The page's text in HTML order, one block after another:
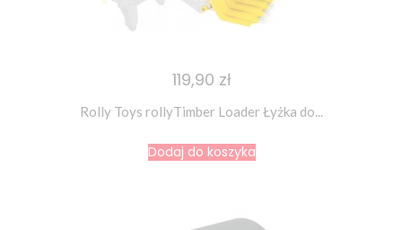
119,90 zł
Rolly Toys rollyTimber Loader Łyżka do...
Dodaj do koszyka